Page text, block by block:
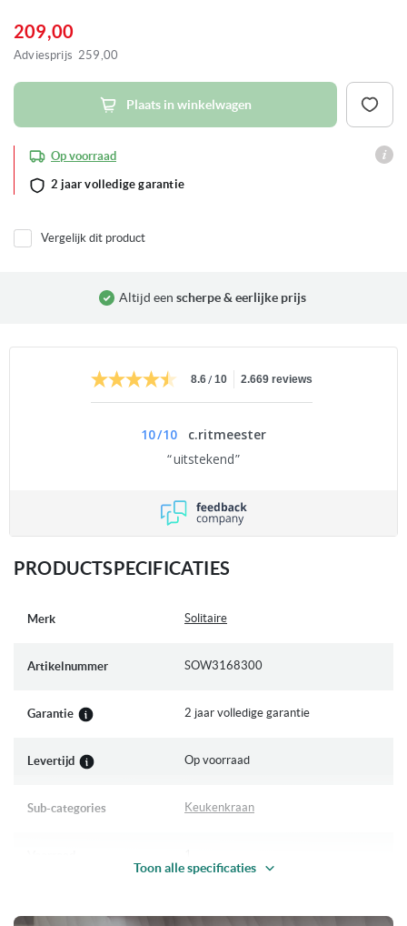
het
begin
van
afbeeldingen-
209,00
Adviesprijs 259,00
Plaats in winkelwagen
Op voorraad
2 jaar volledige garantie
Vergelijk dit product
Altijd een scherpe & eerlijke prijs
8.6/ 10 2.669 reviews
10/10
c.ritmeester
uitstekend
PRODUCTSPECIFICATIES
Merk Solitaire
Artikelnummer SOW3168300
Garantie 2 jaar volledige garantie
Levertijd Op voorraad
Sub-categories Keukenkraan
Toon alle specificaties